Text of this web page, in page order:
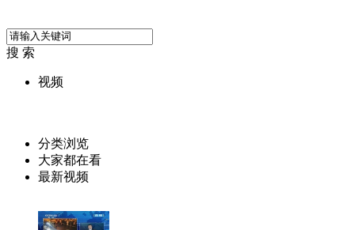
搜 索
视频
分类浏览
大家都在看
最新视频